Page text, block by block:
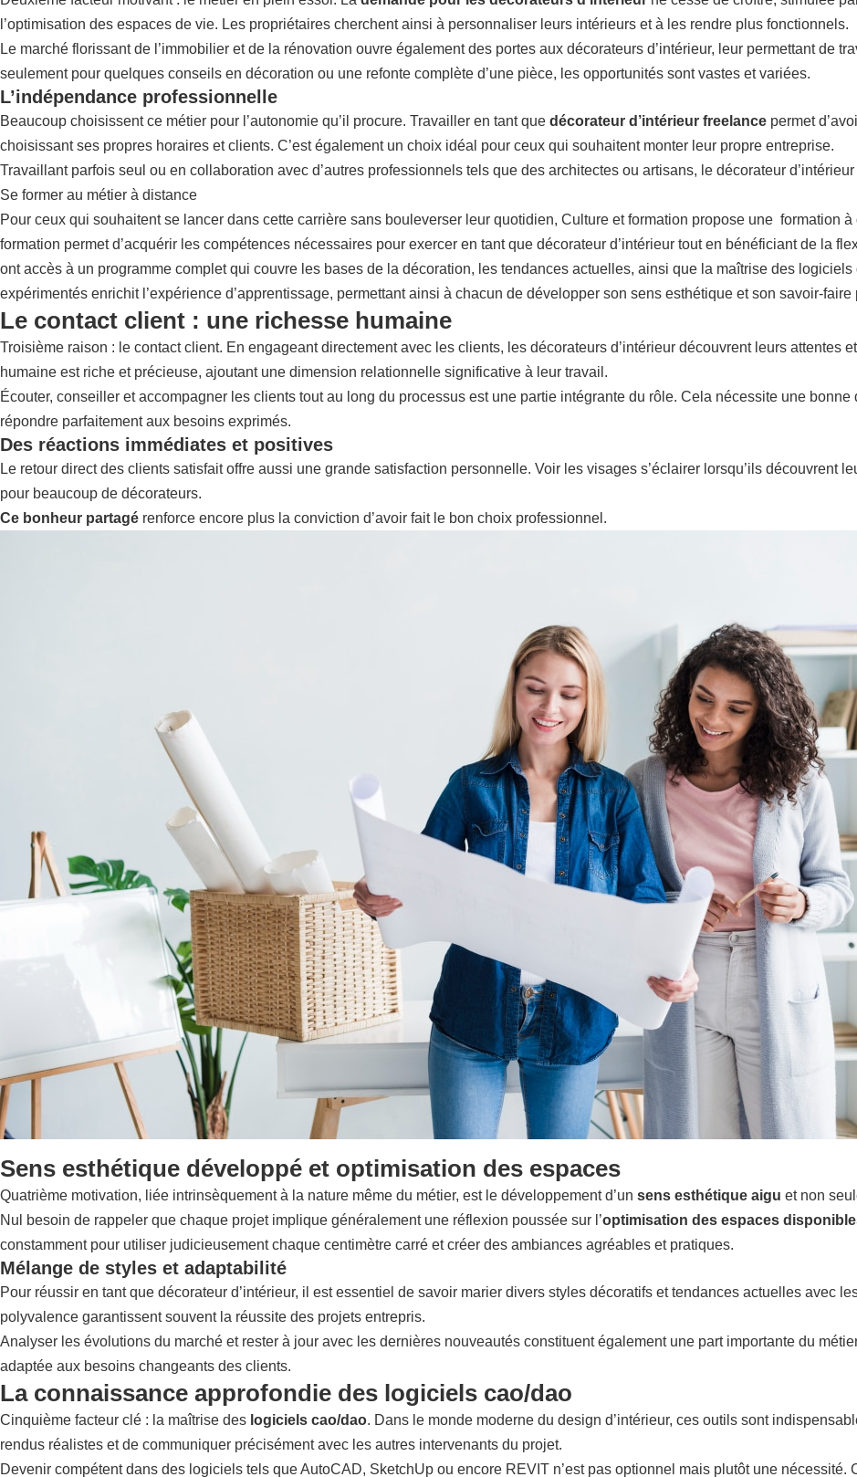
l’optimisation des espaces de vie. Les propriétaires cherchent ainsi à personnaliser leurs intérieurs et à les rendre plus fonctionnels.
Le marché florissant de l’immobilier et de la rénovation ouvre également des portes aux décorateurs d’intérieur, leur permettant de
seulement pour quelques conseils en décoration ou une refonte complète d’une pièce, les opportunités sont vastes et variées.
L’indépendance professionnelle
Beaucoup choisissent ce métier pour l’autonomie qu’il procure. Travailler en tant que décorateur d’intérieur freelance permet
choisissant ses propres horaires et clients. C’est également un choix idéal pour ceux qui souhaitent monter leur propre entreprise.
Travaillant parfois seul ou en collaboration avec d’autres professionnels tels que des architectes ou artisans, le décorateur
Se former au métier à distance
Pour ceux qui souhaitent se lancer dans cette carrière sans bouleverser leur quotidien, Culture et formation propose une formation à
formation permet d’acquérir les compétences nécessaires pour exercer en tant que décorateur d’intérieur tout en bénéficiant de la
ont accès à un programme complet qui couvre les bases de la décoration, les tendances actuelles, ainsi que la maîtrise des
expérimentés enrichit l’expérience d’apprentissage, permettant ainsi à chacun de développer son sens esthétique et son savoir-faire
Le contact client : une richesse humaine
Troisième raison : le contact client. En engageant directement avec les clients, les décorateurs d’intérieur découvrent leurs attentes
humaine est riche et précieuse, ajoutant une dimension relationnelle significative à leur travail.
Écouter, conseiller et accompagner les clients tout au long du processus est une partie intégrante du rôle. Cela nécessite une bonne
répondre parfaitement aux besoins exprimés.
Des réactions immédiates et positives
Le retour direct des clients satisfait offre aussi une grande satisfaction personnelle. Voir les visages s’éclairer lorsqu’ils découvrent
pour beaucoup de décorateurs.
Ce bonheur partagé renforce encore plus la conviction d’avoir fait le bon choix professionnel.
Sens esthétique développé et optimisation des espaces
Quatrième motivation, liée intrinsèquement à la nature même du métier, est le développement d’un sens esthétique aigu et non
Nul besoin de rappeler que chaque projet implique généralement une réflexion poussée sur l’optimisation des espaces
constamment pour utiliser judicieusement chaque centimètre carré et créer des ambiances agréables et pratiques.
Mélange de styles et adaptabilité
Pour réussir en tant que décorateur d’intérieur, il est essentiel de savoir marier divers styles décoratifs et tendances actuelles avec
polyvalence garantissent souvent la réussite des projets entrepris.
Analyser les évolutions du marché et rester à jour avec les dernières nouveautés constituent également une part importante du
adaptée aux besoins changeants des clients.
La connaissance approfondie des logiciels cao/dao
Cinquième facteur clé : la maîtrise des logiciels cao/dao. Dans le monde moderne du design d’intérieur, ces outils sont
rendus réalistes et de communiquer précisément avec les autres intervenants du projet.
Devenir compétent dans des logiciels tels que AutoCAD, SketchUp ou encore REVIT n’est pas optionnel mais plutôt une